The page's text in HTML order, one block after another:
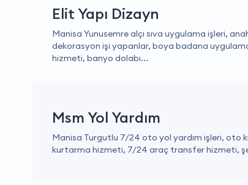
Elit Yapı Dizayn
Manisa Yunusemre alçı sıva uygulama işleri,
dekorasyon işi yapanlar, boya badana
hizmeti, banyo dolabı...
Msm Yol Yardım
Manisa Turgutlu 7/24 oto yol yardım işleri,
kurtarma hizmeti, 7/24 araç transfer hizmeti,